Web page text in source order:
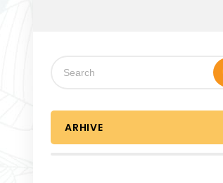
ARHIVE